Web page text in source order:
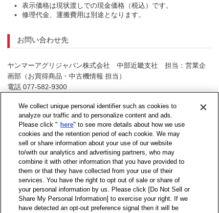
表示価格は現状渡しでの現金価格（税込）です。
修理代金、運搬費用は別途となります。
お問い合わせ先
ヤンマーアグリジャパン株式会社 中部近畿支社 担当：営業企
画部（お買得商品・中古機情報 担当）
電話 077-582-9300
00）We collect unique personal identifier such as cookies to
analyze our traffic and to personalize content and ads.
Please click " here" to see more details about how we use
cookies and the retention period of each cookie. We may
sell or share information about your use of our website
to/with our analytics and advertising partners, who may
combine it with other information that you have provided to
them or that they have collected from your use of their
services. You have the right to opt out of sale or share of
your personal information by us. Please click [Do Not Sell or
Share My Personal Information] to exercise your right. If we
have detected an opt-out preference signal then it will be